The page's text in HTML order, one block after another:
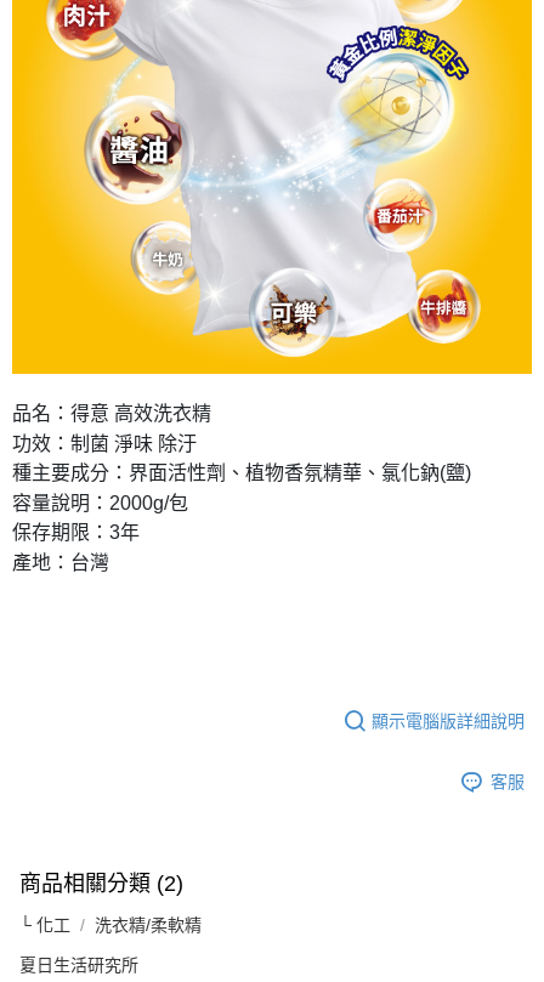
品名：得意 高效洗衣精
功效：制菌 淨味 除汙
種主要成分：界面活性劑、植物香氛精華、氯化鈉(鹽)
容量說明：2000g/包
保存期限：3年
產地：台灣
顯示電腦版詳細說明
客服
商品相關分類 (2)
└ 化工 洗衣精/柔軟精
夏日生活研究所